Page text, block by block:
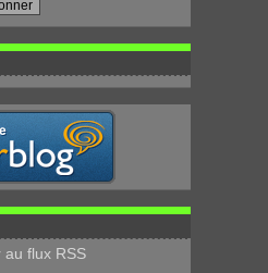
au flux RSS